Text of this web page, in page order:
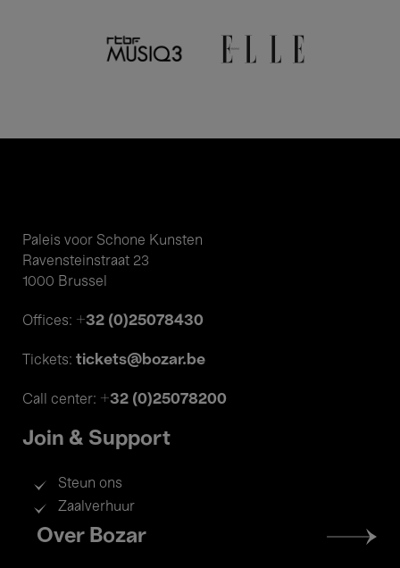
Paleis voor Schone Kunsten
Ravensteinstraat 23
1000 Brussel
Offices: +32 (0)25078430
Tickets: tickets@bozar.be
Call center: +32 (0)25078200
Join & Support
Steun ons
Zaalverhuur
Footer
menu
Over Bozar